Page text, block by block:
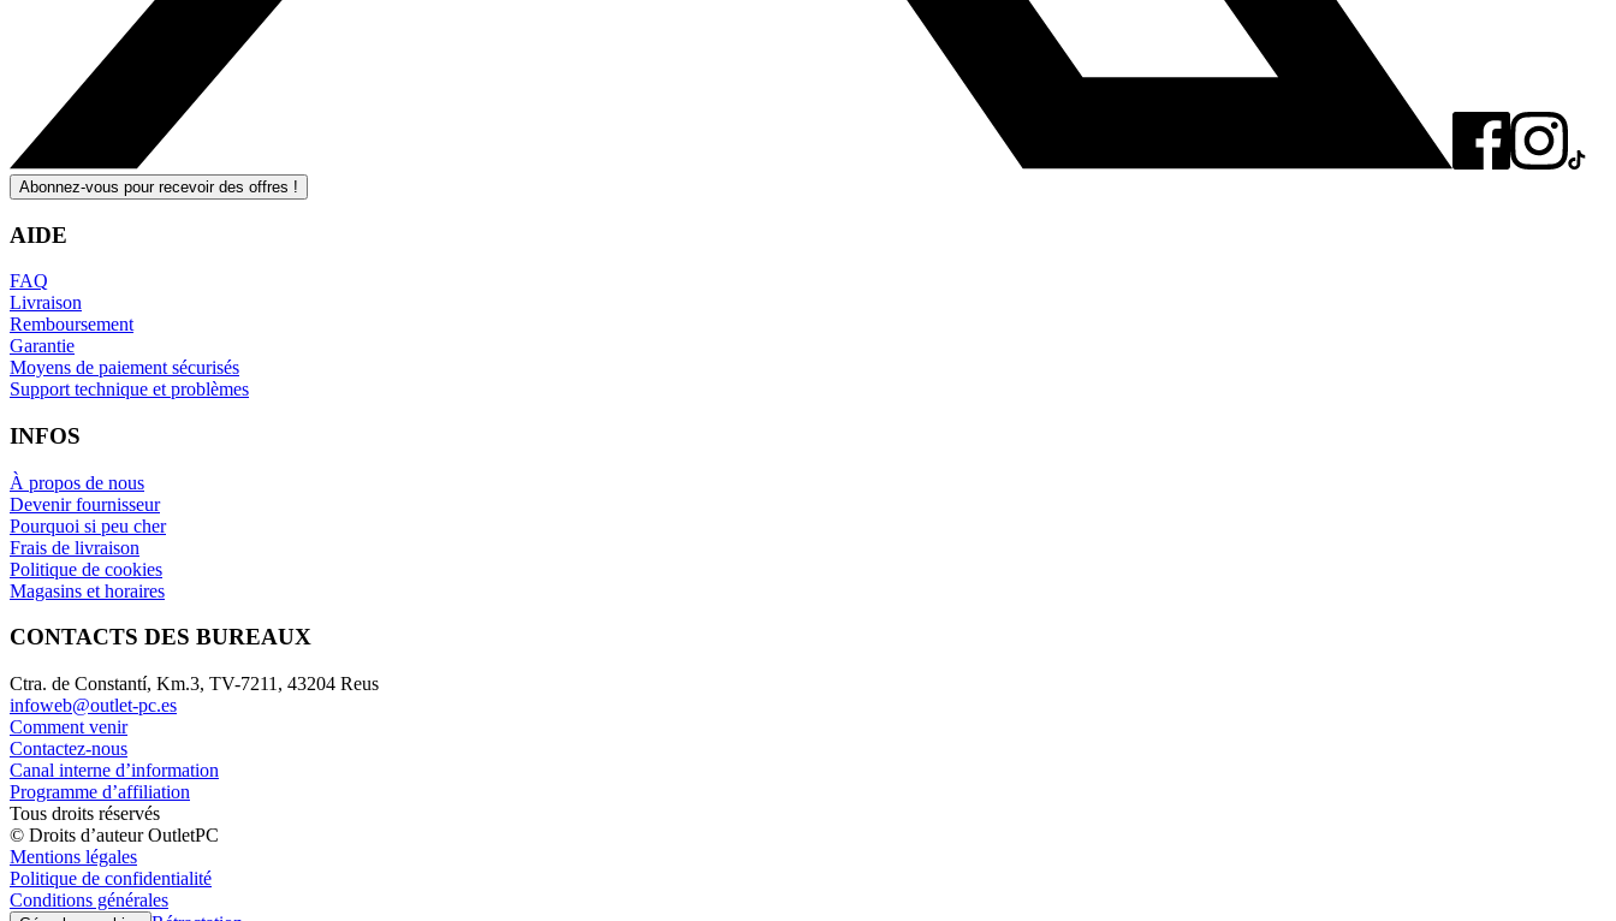
Abonnez-vous pour recevoir des offres !
AIDE
FAQ
Livraison
Remboursement
Garantie
Moyens de paiement sécurisés
Support technique et problèmes
INFOS
À propos de nous
Devenir fournisseur
Pourquoi si peu cher
Frais de livraison
Politique de cookies
Magasins et horaires
CONTACTS DES BUREAUX
Ctra. de Constantí, Km.3, TV-7211, 43204 Reus
infoweb@outlet-pc.es
Comment venir
Contactez-nous
Canal interne d’information
Programme d’affiliation
Tous droits réservés
© Droits d’auteur OutletPC
Mentions légales
Politique de confidentialité
Conditions générales